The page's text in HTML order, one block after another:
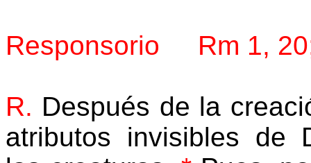
Responsorio Rm 1,
R. Después de la
atributos invisibles de